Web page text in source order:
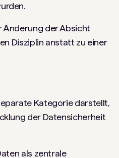
Änderung der Absicht
Disziplin anstatt zu einer
Kategorie darstellt,
der Datensicherheit
als zentrale